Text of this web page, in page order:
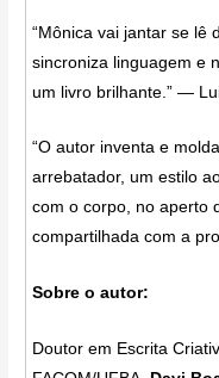
“Mônica vai jantar se lê
sincroniza linguagem e
um livro brilhante.” —
“O autor inventa e
arrebatador, um estilo
com o corpo, no aperto
compartilhada com a
Sobre o autor:
Doutor em Escrita